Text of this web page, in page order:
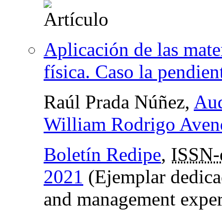
Aplicación de las
física. Caso la
Raúl Prada Núñez,
William Rodrigo
Boletín Redipe,
2021 (Ejemplar
and management